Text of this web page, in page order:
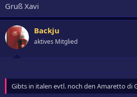
Gruß Xavi
Backju
aktives Mitglied
Gibts in italen evtl. noch den Amaretto di